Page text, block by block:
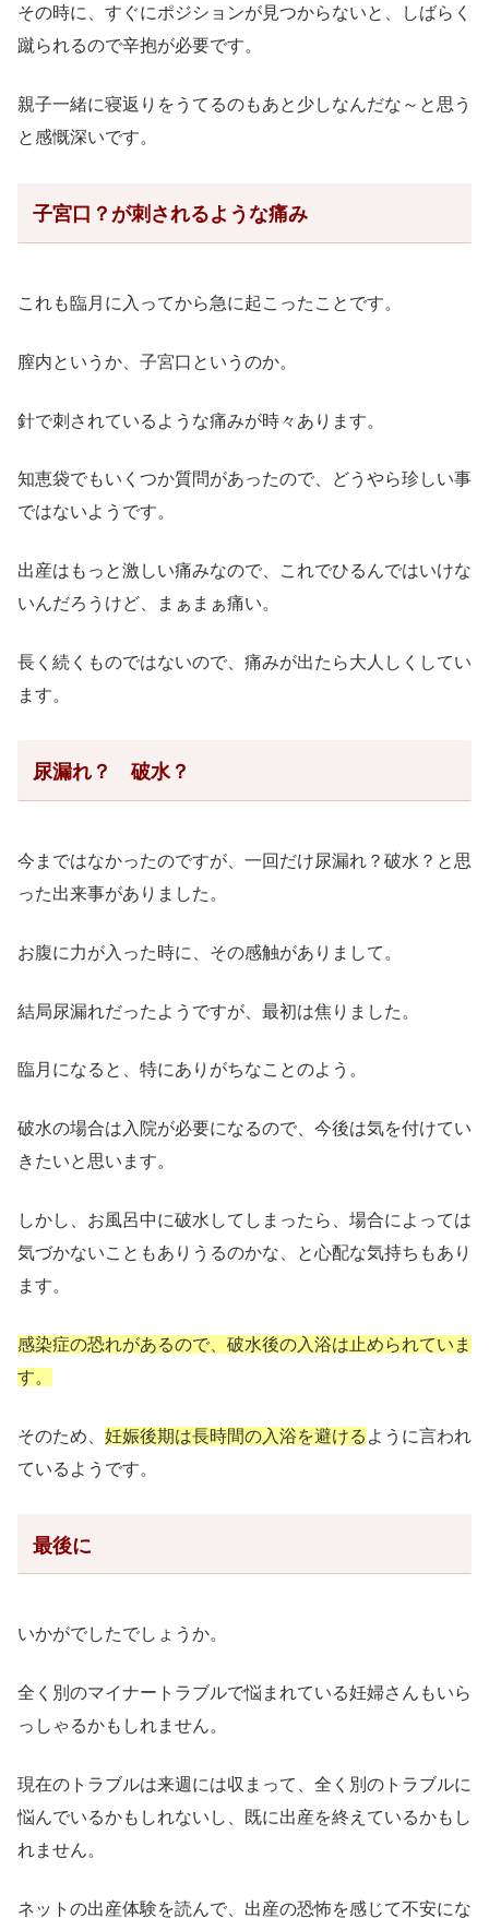
その時に、すぐにポジションが見つからないと、しばらく
蹴られるので辛抱が必要です。
親子一緒に寝返りをうてるのもあと少しなんだな～と思う
と感慨深いです。
子宮口？が刺されるような痛み
これも臨月に入ってから急に起こったことです。
膣内というか、子宮口というのか。
針で刺されているような痛みが時々あります。
知恵袋でもいくつか質問があったので、どうやら珍しい事
ではないようです。
出産はもっと激しい痛みなので、これでひるんではいけな
いんだろうけど、まぁまぁ痛い。
長く続くものではないので、痛みが出たら大人しくしてい
ます。
尿漏れ？ 破水？
今まではなかったのですが、一回だけ尿漏れ？破水？と思
った出来事がありました。
お腹に力が入った時に、その感触がありまして。
結局尿漏れだったようですが、最初は焦りました。
臨月になると、特にありがちなことのよう。
破水の場合は入院が必要になるので、今後は気を付けてい
きたいと思います。
しかし、お風呂中に破水してしまったら、場合によっては
気づかないこともありうるのかな、と心配な気持ちもあり
ます。
感染症の恐れがあるので、破水後の入浴は止められていま
す。
そのため、 妊娠後期は長時間の入浴を避ける ように言われ
ているようです。
最後に
いかがでしたでしょうか。
全く別のマイナートラブルで悩まれている妊婦さんもいら
っしゃるかもしれません。
現在のトラブルは来週には収まって、全く別のトラブルに
悩んでいるかもしれないし、既に出産を終えているかもし
れません。
ネットの出産体験を読んで、出産の恐怖を感じて不安にな